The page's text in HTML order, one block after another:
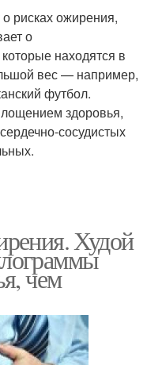
рисках ожирения,
о
находятся в
вес — например,
футбол.
здоровья,
сосудистых
Худой
чем